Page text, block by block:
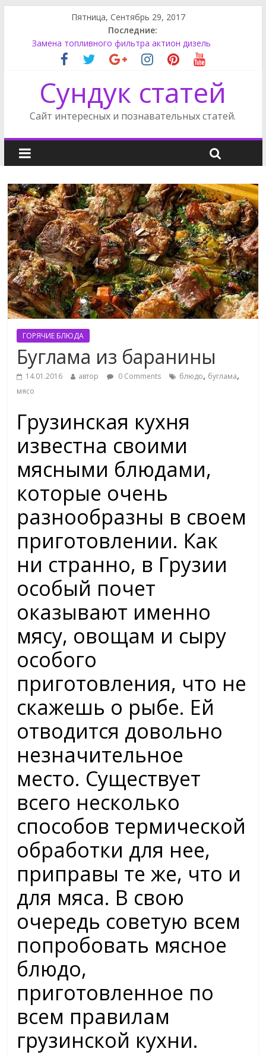
Пятница, Сентябрь 29, 2017
Последние:
Замена топливного фильтра актион дизель
Как поменять лампу ближнего света на Фокусе 3
Как снять обшивку двери на Фриландер 2
Сузуки SX4 задний фонарь
Супер моддинг пк в стимпанк стиле
Сундук статей
Сайт интересных и познавательных статей.
ГОРЯЧИЕ БЛЮДА
Буглама из баранины
14.01.2016 автор 0 Comments блюдо, буглама,
мясо
Грузинская кухня
известна своими
мясными блюдами,
которые очень
разнообразны в своем
приготовлении. Как
ни странно, в Грузии
особый почет
оказывают именно
мясу, овощам и сыру
особого
приготовления, что не
скажешь о рыбе. Ей
отводится довольно
незначительное
место. Существует
всего несколько
способов термической
обработки для нее,
приправы те же, что и
для мяса. В свою
очередь советую всем
попробовать мясное
блюдо,
приготовленное по
всем правилам
грузинской кухни.